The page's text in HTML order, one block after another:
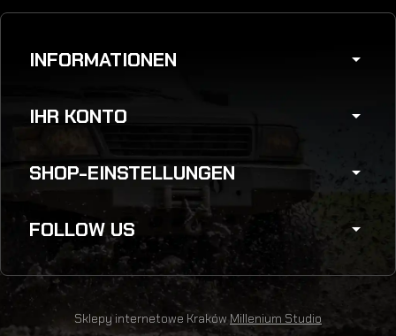
INFORMATIONEN arrow_drop_down
IHR KONTO arrow_drop_down
SHOP-EINSTELLUNGEN arrow_drop_down
FOLLOW US arrow_drop_down
Sklepy internetowe Kraków Millenium Studio